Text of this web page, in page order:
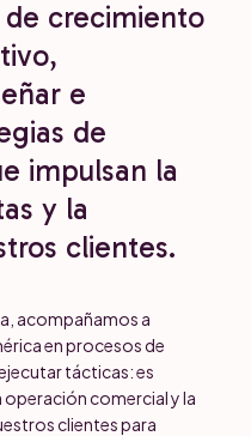
de crecimiento
e
de
impulsan la
y la
clientes.
acompañamos a
en procesos de
tácticas: es
comercial y la
clientes para